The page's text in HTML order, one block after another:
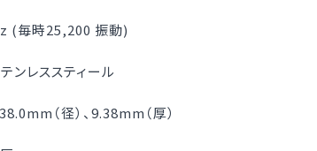
(毎時25,200 振動)
ンレススティール
（径）、9.38mm（厚）